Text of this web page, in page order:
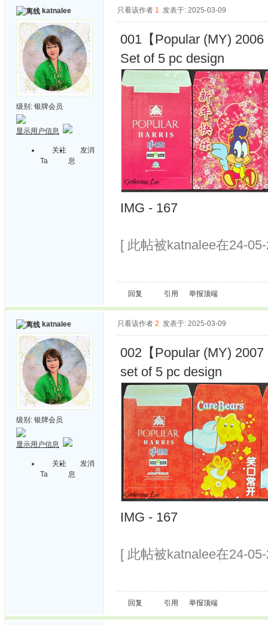
katnalee
级别: 银牌会员
显示用户信息
关注
Ta
发消
息
只看该作者 1 发表于: 2025-03-09
001【Popular (MY) 2006
Set of 5 pc design
IMG - 167
[ 此帖被katnalee在24-
回复 引用 举报顶端
katnalee
级别: 银牌会员
显示用户信息
关注
Ta
发消
息
只看该作者 2 发表于: 2025-03-09
002【Popular (MY) 2007
set of 5 pc design
IMG - 167
[ 此帖被katnalee在24-
回复 引用 举报顶端